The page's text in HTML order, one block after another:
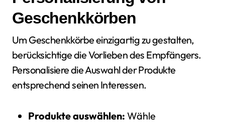
Geschenkkörben
Um Geschenkkörbe einzigartig zu gestalten,
berücksichtige die Vorlieben des Empfängers.
Personalisiere die Auswahl der Produkte
entsprechend seinen Interessen.
Produkte auswählen: Wähle